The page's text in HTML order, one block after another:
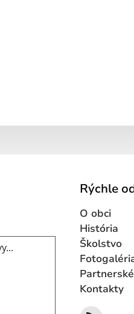
Text vašej správy...
Rýchle
O obci
História
Školstvo
Kontakty